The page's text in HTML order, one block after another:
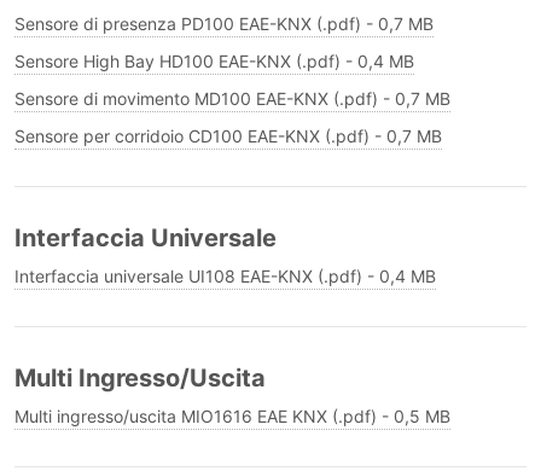
Sensore di presenza PD100 EAE-KNX (.pdf) - 0,7 MB
Sensore High Bay HD100 EAE-KNX (.pdf) - 0,4 MB
Sensore di movimento MD100 EAE-KNX (.pdf) - 0,7 MB
Sensore per corridoio CD100 EAE-KNX (.pdf) - 0,7 MB
Interfaccia Universale
Interfaccia universale UI108 EAE-KNX (.pdf) - 0,4 MB
Multi Ingresso/Uscita
Multi ingresso/uscita MIO1616 EAE KNX (.pdf) - 0,5 MB